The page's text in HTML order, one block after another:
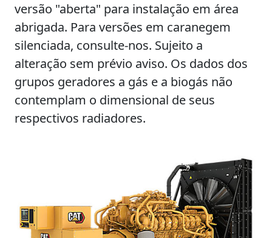
versão "aberta" para instalação em área
abrigada. Para versões em caranegem
silenciada, consulte-nos. Sujeito a
alteração sem prévio aviso. Os dados dos
grupos geradores a gás e a biogás não
contemplam o dimensional de seus
respectivos radiadores.